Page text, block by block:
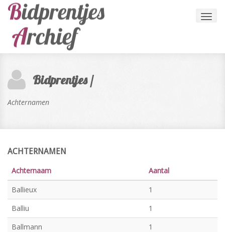
Bidprentjes /
Achternamen
ACHTERNAMEN
Achternaam
Aantal
Ballieux
1
Balliu
1
Ballmann
1